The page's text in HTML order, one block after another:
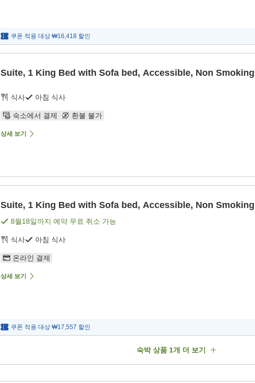
쿠폰 적용 대상 ₩16,418 할인
Suite, 1 King Bed with Sofa bed, Accessible, Non Smoking
식사 아침 식사
숙소에서 결제 환불 불가
상세 보기
Suite, 1 King Bed with Sofa bed, Accessible, Non Smoking
8월18일까지 예약 무료 취소 가능
식사 아침 식사
온라인 결제
상세 보기
쿠폰 적용 대상 ₩17,557 할인
숙박 상품 1개 더 보기